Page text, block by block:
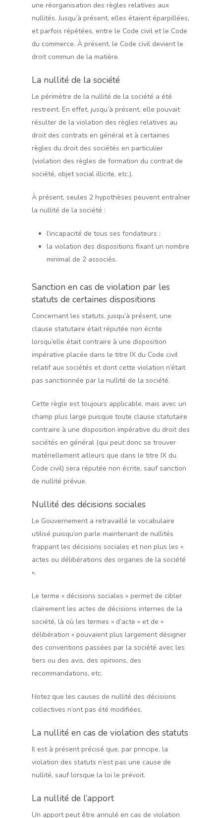
une réorganisation des règles relatives aux
nullités. Jusqu’à présent, elles étaient éparpillées,
et parfois répétées, entre le Code civil et le Code
du commerce. À présent, le Code civil devient le
droit commun de la matière.
La nullité de la société
Le périmètre de la nullité de la société a été
restreint. En effet, jusqu’à présent, elle pouvait
résulter de la violation des règles relatives au
droit des contrats en général et à certaines
règles du droit des sociétés en particulier
(violation des règles de formation du contrat de
société, objet social illicite, etc.).
À présent, seules 2 hypothèses peuvent entraîner
la nullité de la société :
l’incapacité de tous ses fondateurs ;
la violation des dispositions fixant un nombre
minimal de 2 associés.
Sanction en cas de violation par les
statuts de certaines dispositions
Concernant les statuts, jusqu’à présent, une
clause statutaire était réputée non écrite
lorsqu’elle était contraire à une disposition
impérative placée dans le titre IX du Code civil
relatif aux sociétés et dont cette violation n’était
pas sanctionnée par la nullité de la société.
Cette règle est toujours applicable, mais avec un
champ plus large puisque toute clause statutaire
contraire à une disposition impérative du droit des
sociétés en général (qui peut donc se trouver
matériellement ailleurs que dans le titre IX du
Code civil) sera réputée non écrite, sauf sanction
de nullité prévue.
Nullité des décisions sociales
Le Gouvernement a retravaillé le vocabulaire
utilisé puisqu’on parle maintenant de nullités
frappant les décisions sociales et non plus les «
actes ou délibérations des organes de la société
».
Le terme « décisions sociales » permet de cibler
clairement les actes de décisions internes de la
société, là où les termes « d’acte » et de «
délibération » pouvaient plus largement désigner
des conventions passées par la société avec les
tiers ou des avis, des opinions, des
recommandations, etc.
Notez que les causes de nullité des décisions
collectives n’ont pas été modifiées.
La nullité en cas de violation des statuts
Il est à présent précisé que, par principe, la
violation des statuts n’est pas une cause de
nullité, sauf lorsque la loi le prévoit.
La nullité de l’apport
Un apport peut être annulé en cas de violation